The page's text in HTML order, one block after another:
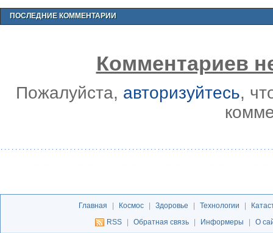
ПОСЛЕДНИЕ КОММЕНТАРИИ
Комментариев
Пожалуйста, авторизуйтесь,
Главная | Космос | Здоровье | Технологии |
RSS
| Обратная связь | Информеры | О